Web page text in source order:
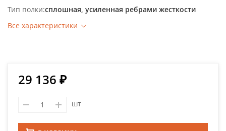
Тип полки сплошная, усиленная ребрами жесткости
Все характеристики
29 136 ₽
шт